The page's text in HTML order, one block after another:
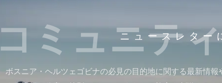
ニュースレター
コミュニテ
ボスニア・ヘルツェゴビナの必見の目的地に関する最新情